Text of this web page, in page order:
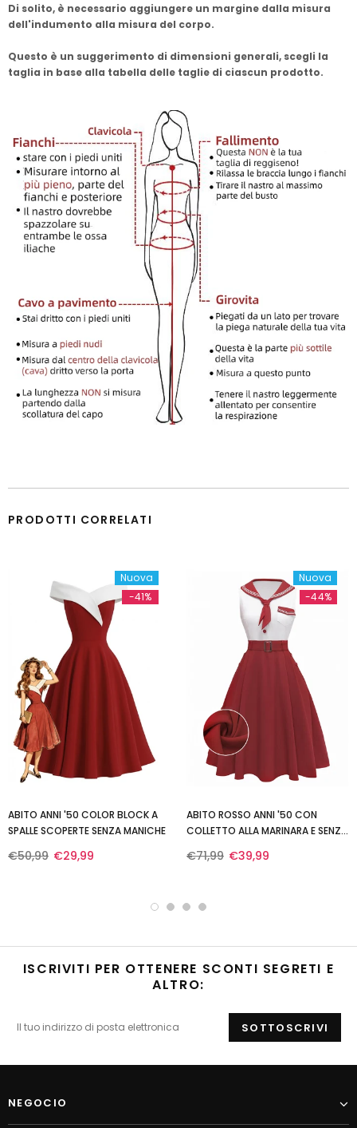
Di solito, è necessario aggiungere un margine dalla misura
dell'indumento alla misura del corpo.
Questo è un suggerimento di dimensioni generali, scegli la
taglia in base alla tabella delle taglie di ciascun prodotto.
PRODOTTI CORRELATI
Nuova
-41%
ABITO ANNI '50 COLOR BLOCK A
SPALLE SCOPERTE SENZA MANICHE
€50,99 €29,99
Nuova
-44%
ABITO ROSSO ANNI '50 CON
COLLETTO ALLA MARINARA E SENZA
€71,99 €39,99
ISCRIVITI PER OTTENERE SCONTI SEGRETI E
ALTRO:
NEGOCIO